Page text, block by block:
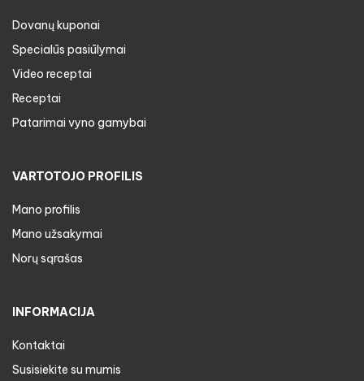
Dovanų kuponai
Specialūs pasiūlymai
Video receptai
Receptai
Patarimai vyno gamybai
VARTOTOJO PROFILIS
Mano profilis
Mano užsakymai
Norų sąrašas
INFORMACIJA
Kontaktai
Susisiekite su mumis